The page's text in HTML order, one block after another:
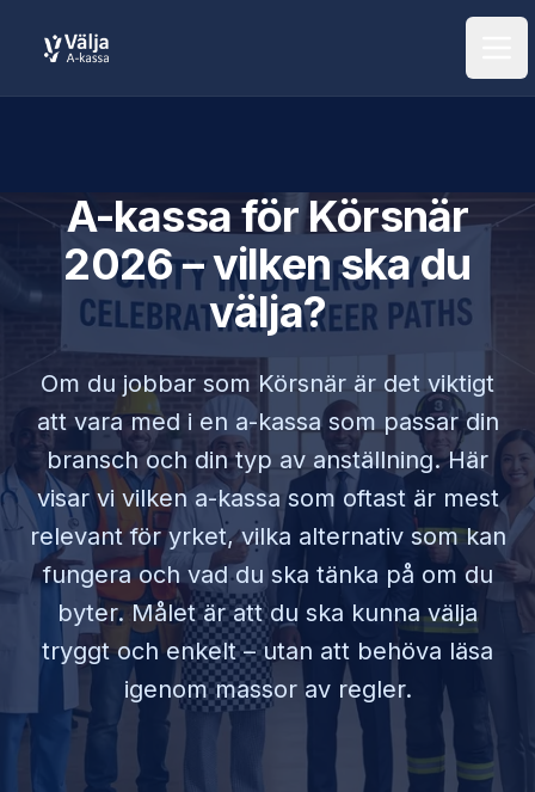
A-kassa för Körsnär
2026 – vilken ska du
välja?
Om du jobbar som Körsnär är det viktigt
att vara med i en a-kassa som passar din
bransch och din typ av anställning. Här
visar vi vilken a-kassa som oftast är mest
relevant för yrket, vilka alternativ som kan
fungera och vad du ska tänka på om du
byter. Målet är att du ska kunna välja
tryggt och enkelt – utan att behöva läsa
igenom massor av regler.